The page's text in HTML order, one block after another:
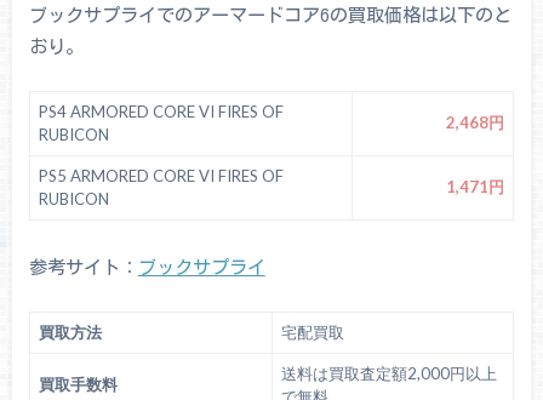
ブックサプライでのアーマードコア6の買取価格は以下のと
おり。
PS4 ARMORED CORE VI FIRES OF
RUBICON
2,468円
PS5 ARMORED CORE VI FIRES OF
RUBICON
1,471円
参考サイト： ブックサプライ
買取方法 宅配買取
買取手数料
送料は買取査定額2,000円以上